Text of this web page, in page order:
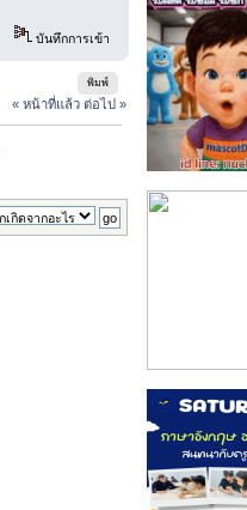
บันทึกการเข้า
พิมพ์
« หน้าที่แล้ว ต่อไป »